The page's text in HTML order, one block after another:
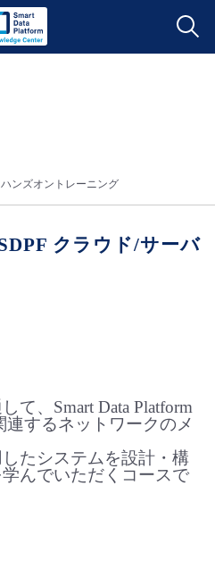
る
グラム
ハンズオントレーニング​
クラウド/サーバ
て、Smart Data Platform
するネットワークのメ
たシステムを設計・構
んでいただくコースで